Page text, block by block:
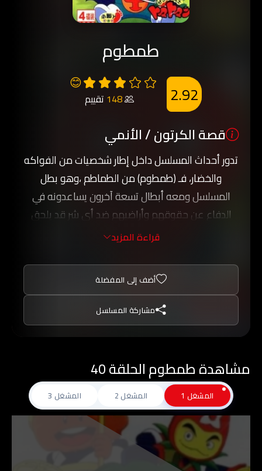
طمطوم
😊
148 تقييم 2.92
قصة الكرتون / الأنمي
تدور أحداث المسلسل داخل إطار شخصيات من الفواكه
والخضار، فـ (طمطوم) من الطماطم ،وهو بطل
المسلسل ومعه أبطال تسعة آخرون يساعدونه في
الدفاع عن حقوقهم وأراضيهم ضد أي شر قد يلحق
بهم.
أناناس) أناناس، (ليمونة الحلوة) ليمون، (بصُّول) بصل،
(الإخوة بازلاء) بازلاء، (جزرة) جزر، (بنانا) موز، (روكي) حجر،
(فلفلة) فلفل، وغيرهم من الشخصيات.
ولدى (طمطوم) في رأسه مروحة تمكنه من الطيران,
وتسعى دائماً (بشورة) مع معاونيها للقضاء على
(طمطوم) وإلحاق الأذى به لكي يخلو لهم الجو
للسيطرة على الغابة الخضراء وإمتلاكها.
قراءة المزيد
أضف إلى المفضلة
مشاركة المسلسل
مشاهدة طمطوم الحلقة 40
المشغل 1 المشغل 2 المشغل 3